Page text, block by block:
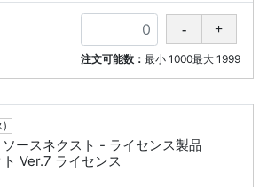
注文可能数： 最小 1000最大 1999
)
ソースネクスト - ライセンス製品
Ver.7 ライセンス